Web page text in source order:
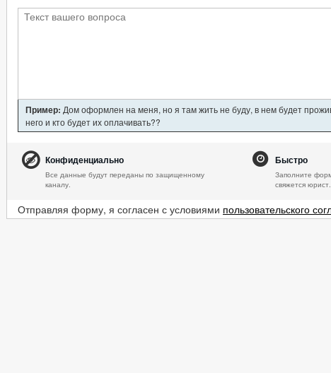
Пример: Дом оформлен на меня, но я там жить не буду, в нем будет
него и кто будет их оплачивать??
Конфиденциально
Все данные будут переданы по защищенному
каналу.
Быстро
Заполните
свяжется юрист.
Отправляя форму, я согласен с условиями пользовательского